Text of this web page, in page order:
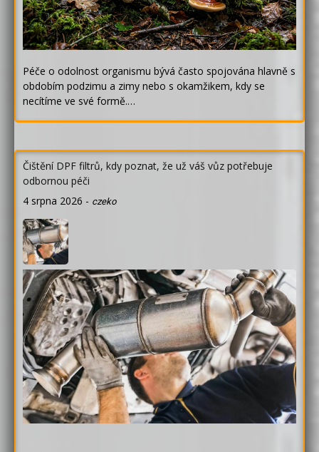
Péče o odolnost organismu bývá často spojována hlavně s
obdobím podzimu a zimy nebo s okamžikem, kdy se
necítíme ve své formě.…
Čištění DPF filtrů, kdy poznat, že už váš vůz potřebuje
odbornou péči
4 srpna 2026 - czeko